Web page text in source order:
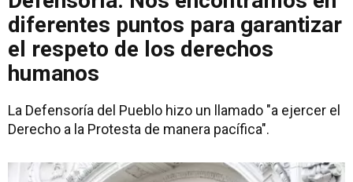
diferentes puntos para garantizar
el respeto de los derechos
humanos
La Defensoría del Pueblo hizo un llamado "a ejercer el
Derecho a la Protesta de manera pacífica".